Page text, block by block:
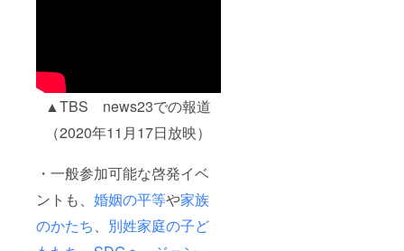
▲TBS news23での報道
（2020年11月17日放映）
・一般参加可能な啓発イベ
ントも、 婚姻の平等や家族
のかたち、 別姓家庭の子ど